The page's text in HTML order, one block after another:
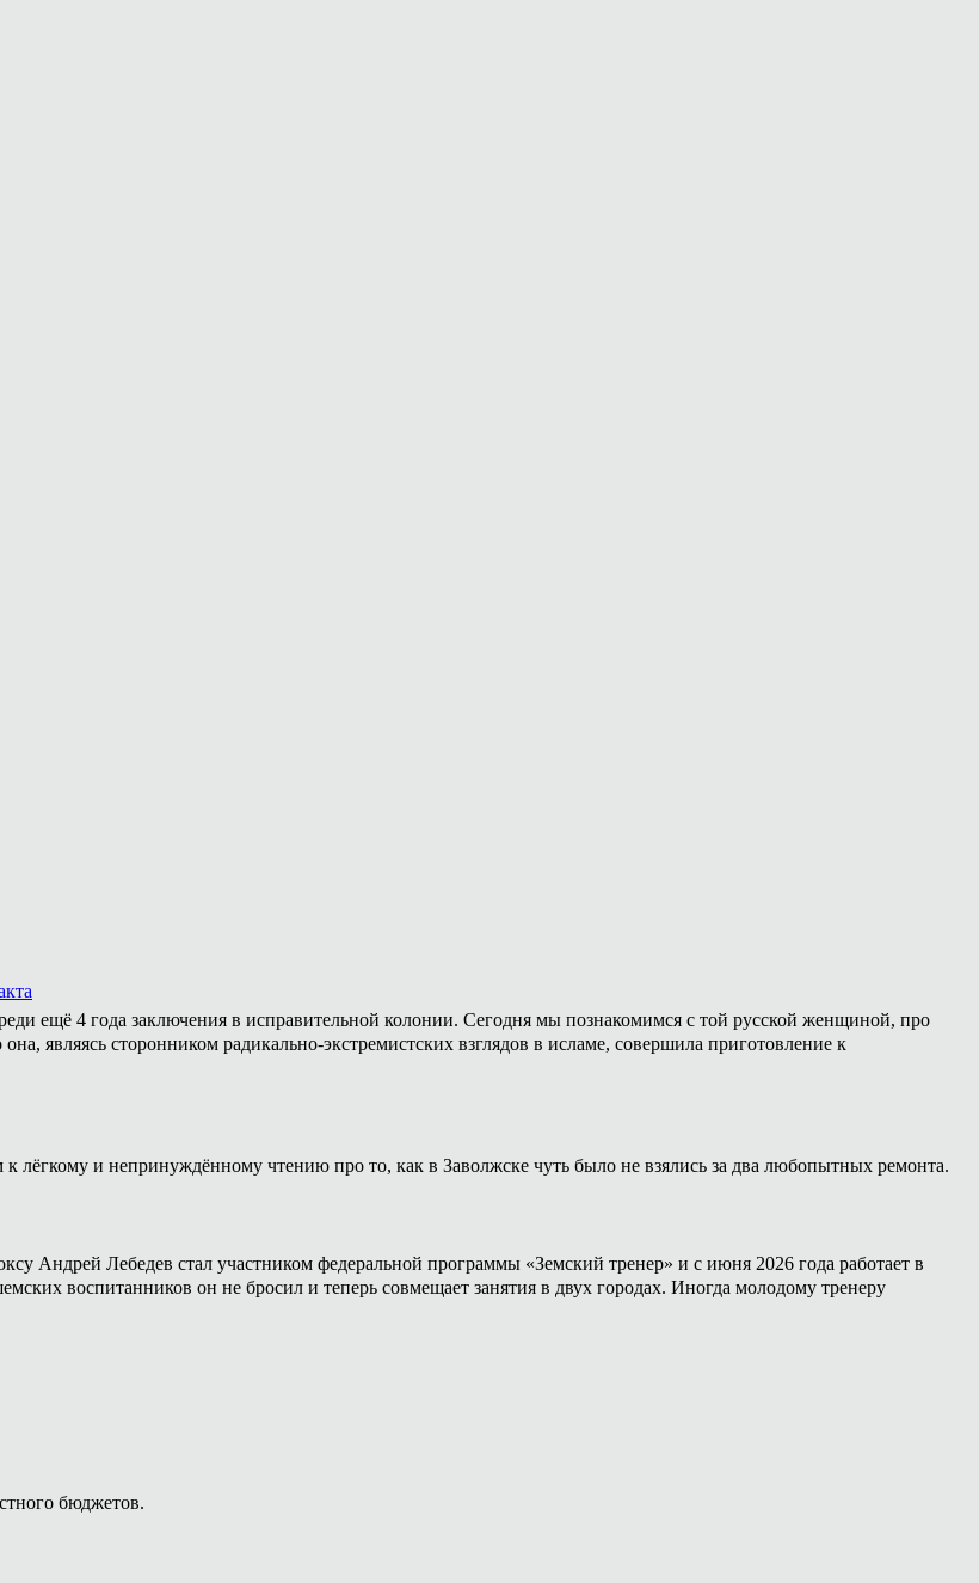
ещё 4 года заключения в исправительной колонии. Сегодня мы познакомимся с той русской женщиной, про
являясь сторонником радикально-экстремистских взглядов в исламе, совершила приготовление к
лёгкому и непринуждённому чтению про то, как в Заволжске чуть было не взялись за два любопытных ремонта.
Андрей Лебедев стал участником федеральной программы «Земский тренер» и с июня 2026 года работает в
воспитанников он не бросил и теперь совмещает занятия в двух городах. Иногда молодому тренеру
бюджетов.